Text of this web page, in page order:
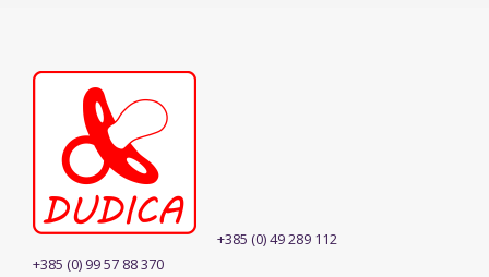
+385 (0) 49 289 112
+385 (0) 99 57 88 370